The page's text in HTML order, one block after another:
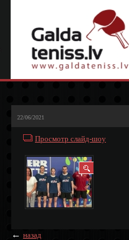
22/06/2021
Просмотр слайд-шоу
← назад